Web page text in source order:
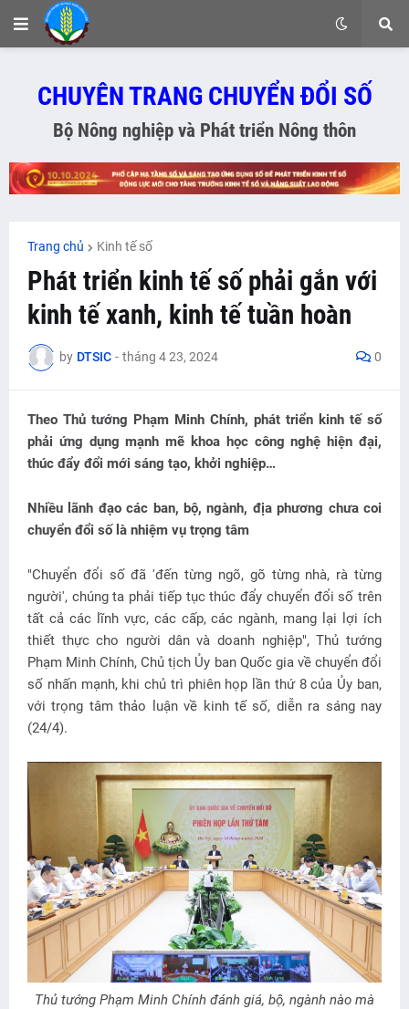
CHUYÊN TRANG CHUYỂN ĐỔI SỐ
Bộ Nông nghiệp và Phát triển Nông thôn
Trang chủ Kinh tế số
Phát triển kinh tế số phải gắn với
kinh tế xanh, kinh tế tuần hoàn
by DTSIC - tháng 4 23, 2024 0
Theo Thủ tướng Phạm Minh Chính, phát triển kinh tế số
phải ứng dụng mạnh mẽ khoa học công nghệ hiện đại,
thúc đẩy đổi mới sáng tạo, khởi nghiệp…
Nhiều lãnh đạo các ban, bộ, ngành, địa phương chưa coi
chuyển đổi số là nhiệm vụ trọng tâm
"Chuyển đổi số đã 'đến từng ngõ, gõ từng nhà, rà từng
người', chúng ta phải tiếp tục thúc đẩy chuyển đổi số trên
tất cả các lĩnh vực, các cấp, các ngành, mang lại lợi ích
thiết thực cho người dân và doanh nghiệp", Thủ tướng
Phạm Minh Chính, Chủ tịch Ủy ban Quốc gia về chuyển đổi
số nhấn mạnh, khi chủ trì phiên họp lần thứ 8 của Ủy ban,
với trọng tâm thảo luận về kinh tế số, diễn ra sáng nay
(24/4).
Thủ tướng Phạm Minh Chính đánh giá, bộ, ngành nào mà